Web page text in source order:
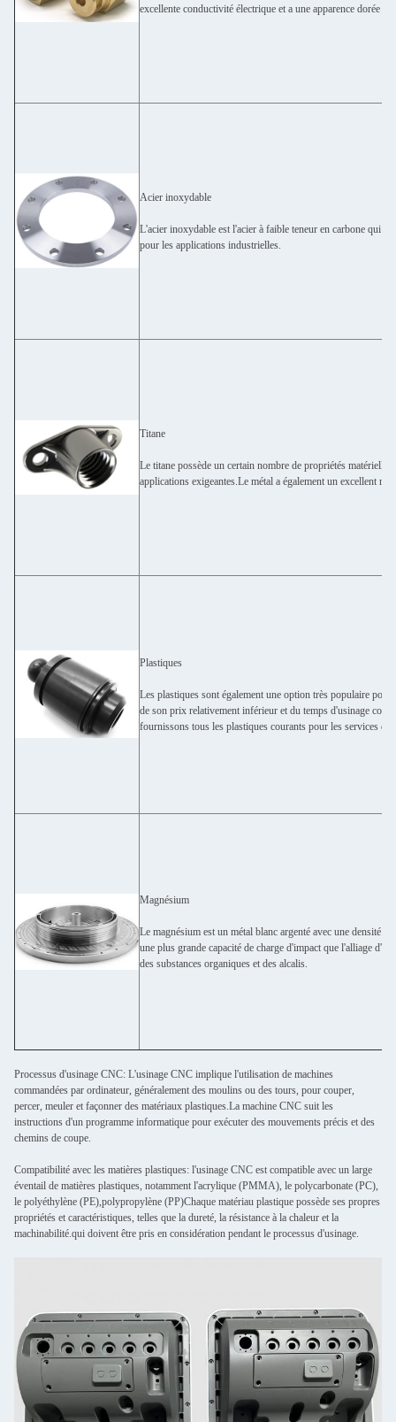
excellente conductivité électrique et a une apparence dorée
Acier inoxydable
L'acier inoxydable est l'acier à faible teneur en carbone qui
pour les applications industrielles.
Titane
Le titane possède un certain nombre de propriétés
applications exigeantes.Le métal a également un excellent
Plastiques
Les plastiques sont également une option très populaire
de son prix relativement inférieur et du temps d'usinage
fournissons tous les plastiques courants pour les services
Magnésium
Le magnésium est un métal blanc argenté avec une densité
une plus grande capacité de charge d'impact que l'alliage
des substances organiques et des alcalis.
Processus d'usinage CNC: L'usinage CNC implique l'utilisation de machines
commandées par ordinateur, généralement des moulins ou des tours, pour couper,
percer, meuler et façonner des matériaux plastiques.La machine CNC suit les
instructions d'un programme informatique pour exécuter des mouvements précis et des
chemins de coupe.
Compatibilité avec les matières plastiques: l'usinage CNC est compatible avec un large
éventail de matières plastiques, notamment l'acrylique (PMMA), le polycarbonate (PC),
le polyéthylène (PE),polypropylène (PP)Chaque matériau plastique possède ses propres
propriétés et caractéristiques, telles que la dureté, la résistance à la chaleur et la
machinabilité.qui doivent être pris en considération pendant le processus d'usinage.